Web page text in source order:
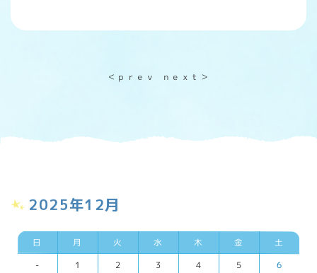
＜ｐｒｅｖ ｎｅｘｔ＞
2025年12月
日 月 火 水 木 金 土
- 1 2 3 4 5 6